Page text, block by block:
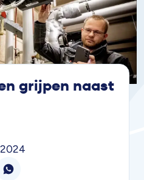
grijpen naast